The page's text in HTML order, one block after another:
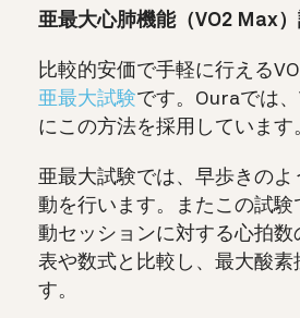
亜最大心肺機能（VO2 Max
比較的安価で手軽に行える
亜最大試験です。 Ouraでは
にこの方法を採用しています
亜最大試験では、早歩きのよ
動を行います。またこの試験
動セッションに対する心拍数
表や数式と比較し、最大酸素
す。